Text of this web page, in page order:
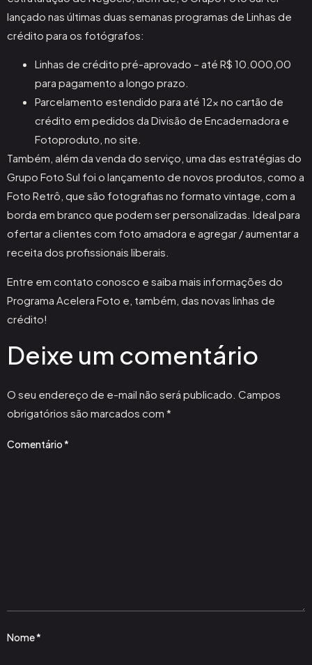
lançado nas últimas duas semanas programas de Linhas de
crédito para os fotógrafos:
Linhas de crédito pré-aprovado – até R$ 10.000,00
para pagamento a longo prazo.
Parcelamento estendido para até 12x no cartão de
crédito em pedidos da Divisão de Encadernadora e
Fotoproduto, no site.
Também, além da venda do serviço, uma das estratégias do
Grupo Foto Sul foi o lançamento de novos produtos, como a
Foto Retrô, que são fotografias no formato vintage, com a
borda em branco que podem ser personalizadas. Ideal para
ofertar a clientes com foto amadora e agregar / aumentar a
receita dos profissionais liberais.
Entre em contato conosco e saiba mais informações do
Programa Acelera Foto e, também, das novas linhas de
crédito!
Deixe um comentário
O seu endereço de e-mail não será publicado. Campos
obrigatórios são marcados com *
Comentário*
Nome*